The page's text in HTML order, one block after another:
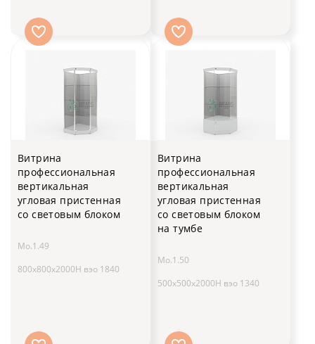
Витрина
профессиональная
вертикальная
угловая пристенная
со световым блоком
Мо.1.49
800x800x2000H вэо 1840
Витрина
профессиональная
вертикальная
угловая пристенная
со световым блоком
на тумбе
Мо.1.50
500x500x2000H вэо 1340